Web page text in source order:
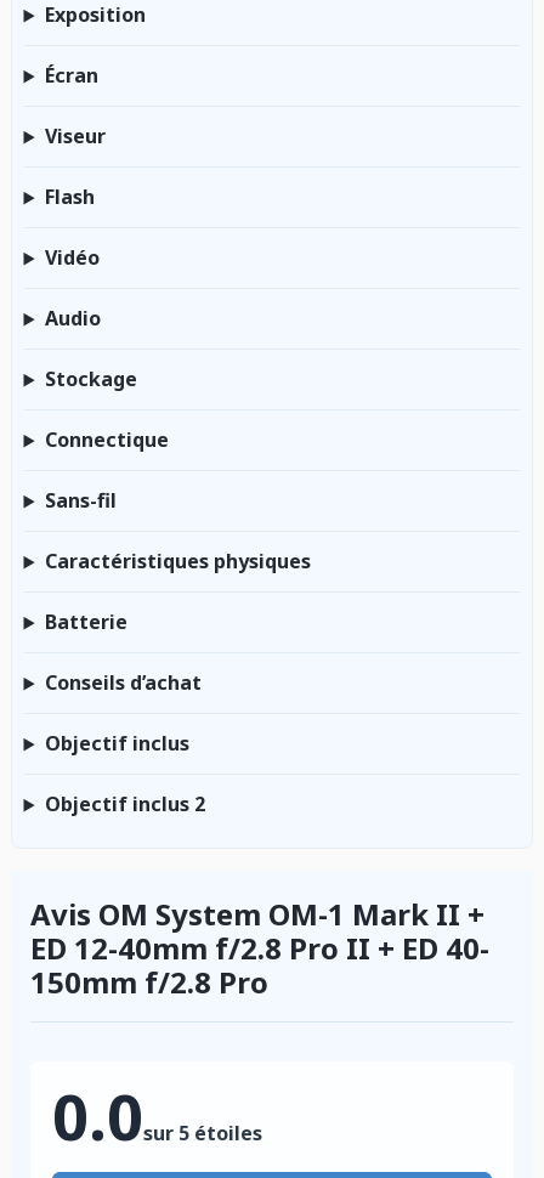
Exposition
Écran
Viseur
Flash
Vidéo
Audio
Stockage
Connectique
Sans-fil
Caractéristiques physiques
Batterie
Conseils d’achat
Objectif inclus
Objectif inclus 2
Avis OM System OM-1 Mark II +
ED 12-40mm f/2.8 Pro II + ED 40-
150mm f/2.8 Pro
0.0sur 5 étoiles